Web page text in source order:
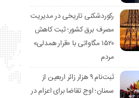
رکوردشکنی تاریخی در مدیریت
مصرف برق کشور؛ ثبت کاهش
۱۵۲۰ مگاواتی با «قرار همدلی»
مردم
ثبت‌نام ۹ هزار زائر اربعین از
سمنان؛ اوج تقاضا برای اعزام در